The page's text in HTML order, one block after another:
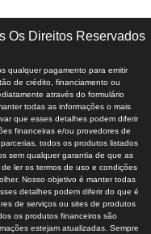
Os Direitos Reservados
qualquer pagamento para emitir
de crédito, financiamento ou
através do formulário
todas as informações o mais
que esses detalhes podem diferir
financeiras e/ou provedores de
todos os produtos listados
sem qualquer garantia de que as
ler os termos de uso e condições
Nosso objetivo é manter todas
detalhes podem diferir do que é
de serviços ou sites de produtos
os produtos financeiros são
estejam atualizadas. Sempre